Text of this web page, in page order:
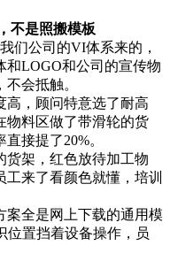
不是照搬模板
们公司的VI体系来的，
和LOGO和公司的宣传物
会抵触。
高，顾问特意选了耐高
物料区做了带滑轮的货
接提了20%。
货架，红色放待加工物
来了看颜色就懂，培训
案全是网上下载的通用模
位置挡着设备操作，员